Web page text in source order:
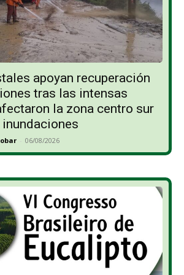
apoyan recuperación
tras las intensas
la zona centro sur
- 06/08/2026